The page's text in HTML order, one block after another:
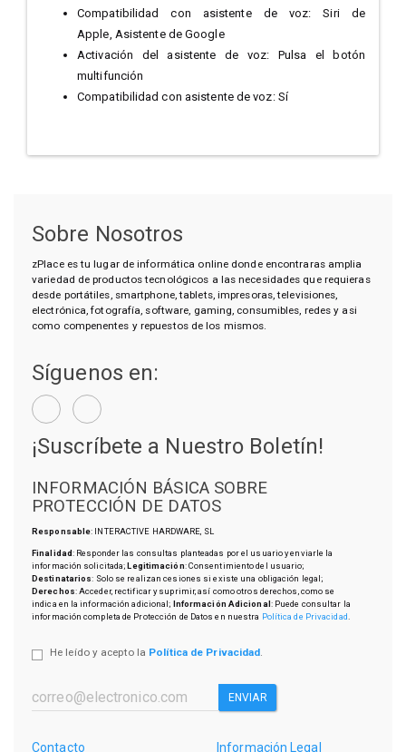
Compatibilidad con asistente de voz:Siri de
Apple, Asistente de Google
Activación del asistente de voz: Pulsa el botón
multifunción
Compatibilidad con asistente de voz: Sí
Sobre Nosotros
zPlace es tu lugar de informática online donde encontraras amplia
variedad de productos tecnológicos a las necesidades que requieras
desde portátiles, smartphone, tablets, impresoras, televisiones,
electrónica, fotografía, software, gaming, consumibles, redes y asi
como compenentes y repuestos de los mismos.
Síguenos en:
¡Suscríbete a Nuestro Boletín!
INFORMACIÓN BÁSICA SOBRE
PROTECCIÓN DE DATOS
Responsable: INTERACTIVE HARDWARE, SL
Finalidad: Responder las consultas planteadas por el usuario y enviarle la
información solicitada;Legitimación: Consentimiento del usuario;
Destinatarios: Solo se realizan cesiones si existe una obligación legal;
Derechos: Acceder, rectificar y suprimir, así como otros derechos, como se
indica en la información adicional; Información Adicional: Puede consultar la
información completa de Protección de Datos en nuestra Política de Privacidad
He leído y acepto la Política de Privacidad.
ENVIAR
Contacto Información Legal